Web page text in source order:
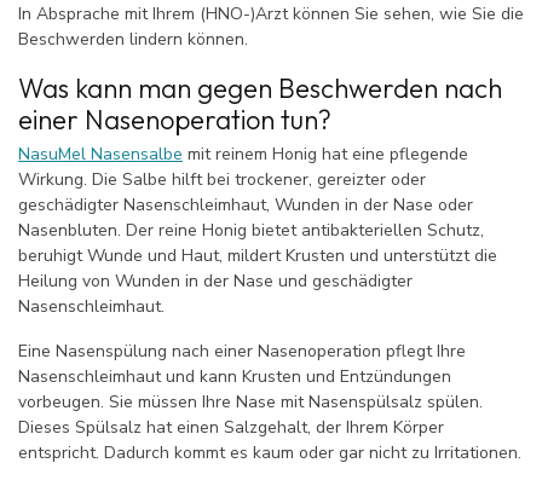
In Absprache mit Ihrem (HNO-)Arzt können Sie sehen, wie Sie die
Beschwerden lindern können.
Was kann man gegen Beschwerden nach
einer Nasenoperation tun?
NasuMel Nasensalbe mit reinem Honig hat eine pflegende
Wirkung. Die Salbe hilft bei trockener, gereizter oder
geschädigter Nasenschleimhaut, Wunden in der Nase oder
Nasenbluten. Der reine Honig bietet antibakteriellen Schutz,
beruhigt Wunde und Haut, mildert Krusten und unterstützt die
Heilung von Wunden in der Nase und geschädigter
Nasenschleimhaut.
Eine Nasenspülung nach einer Nasenoperation pflegt Ihre
Nasenschleimhaut und kann Krusten und Entzündungen
vorbeugen. Sie müssen Ihre Nase mit Nasenspülsalz spülen.
Dieses Spülsalz hat einen Salzgehalt, der Ihrem Körper
entspricht. Dadurch kommt es kaum oder gar nicht zu Irritationen.